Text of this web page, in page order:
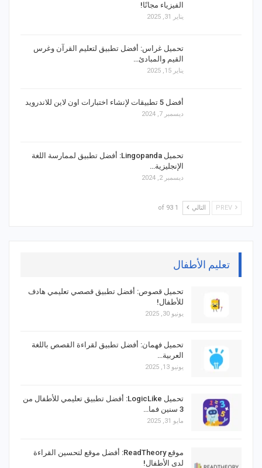
الفيزياء مجانًا!
يناير 31, 2025
تحميل غراس: أفضل تطبيق لتعليم القرآن وغرس
القيم والمبادئ…
يناير 15, 2025
أفضل 5 تطبيقات لإنشاء اختبارات اون لاين للاندرويد
ديسمبر 7, 2024
تحميل Lingopanda: أفضل تطبيق لممارسة اللغة
الإنجليزية…
ديسمبر 2, 2024
التالي 1 of 93
تعليم الأطفال
تحميل قصوص: أفضل تطبيق قصصي تعليمي هادف
للأطفال!
يونيو 30, 2025
تحميل فهمان: أفضل تطبيق لقراءة القصص باللغة
العربية…
يونيو 13, 2025
تحميل LogicLike: أفضل تطبيق تعليمي للأطفال من
3 سنين فما…
مايو 31, 2025
موقع ReadTheory: أفضل موقع لتحسين القراءة
لدى الأطفال!